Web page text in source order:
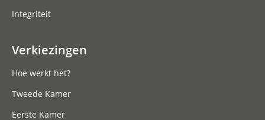
Integriteit
Verkiezingen
Hoe werkt het?
Tweede Kamer
Eerste Kamer